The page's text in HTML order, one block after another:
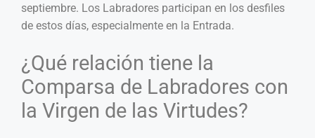
septiembre. Los Labradores participan en los desfiles
de estos días, especialmente en la Entrada.
¿Qué relación tiene la
Comparsa de Labradores con
la Virgen de las Virtudes?